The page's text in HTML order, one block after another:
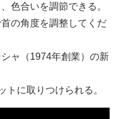
色合いを調節できる。
の角度を調整してくだ
ャ（1974年創業）の新
に取りつけられる。